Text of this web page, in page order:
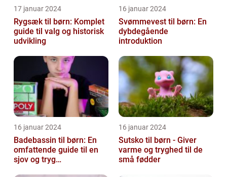
17 januar 2024
Rygsæk til børn: Komplet
guide til valg og historisk
udvikling
16 januar 2024
Svømmevest til børn: En
dybdegående
introduktion
16 januar 2024
Badebassin til børn: En
omfattende guide til en
sjov og tryg
16 januar 2024
Sutsko til børn - Giver
varme og tryghed til de
små fødder